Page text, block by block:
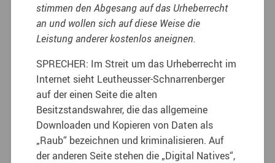
stimmen den Abgesang auf das Urheberrecht
an und wollen sich auf diese Weise die
Leistung anderer kostenlos aneignen.
SPRECHER: Im Streit um das Urheberrecht im
Internet sieht Leutheusser-Schnarrenberger
auf der einen Seite die alten
Besitzstandswahrer, die das allgemeine
Downloaden und Kopieren von Daten als
„Raub“ bezeichnen und kriminalisieren. Auf
der anderen Seite stehen die „Digital Natives“,